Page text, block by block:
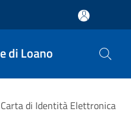
di Loano
Carta di Identità Elettronica